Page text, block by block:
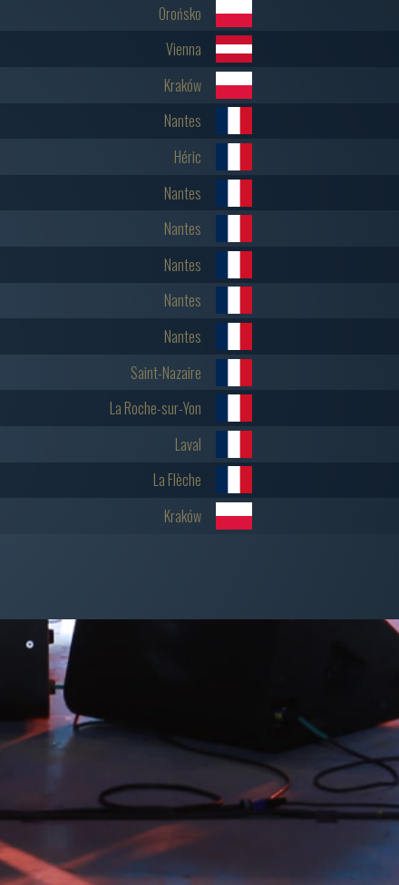
Orońsko
Vienna
Kraków
Nantes
Héric
Nantes
Nantes
Nantes
Nantes
Nantes
Saint-Nazaire
La Roche-sur-Yon
Laval
La Flèche
Kraków